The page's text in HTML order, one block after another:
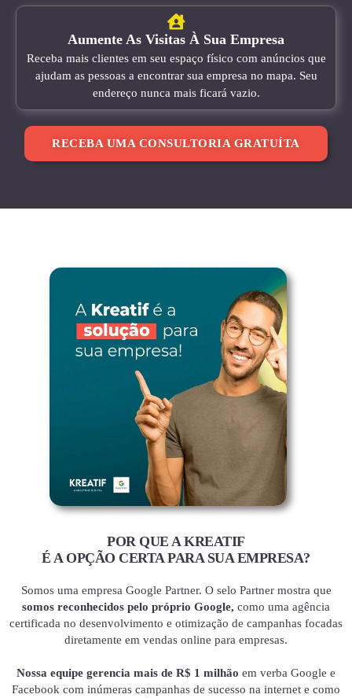
Aumente As Visitas À Sua Empresa
Receba mais clientes em seu espaço físico com anúncios que
ajudam as pessoas a encontrar sua empresa no mapa. Seu
endereço nunca mais ficará vazio.
RECEBA UMA CONSULTORIA GRATUÍTA
POR QUE A KREATIF
É A OPÇÃO CERTA PARA SUA EMPRESA?
Somos uma empresa Google Partner. O selo Partner mostra que
somos reconhecidos pelo próprio Google, como uma agência
certificada no desenvolvimento e otimização de campanhas focadas
diretamente em vendas online para empresas.
Nossa equipe gerencia mais de R$ 1 milhão em verba Google e
Facebook com inúmeras campanhas de sucesso na internet e como